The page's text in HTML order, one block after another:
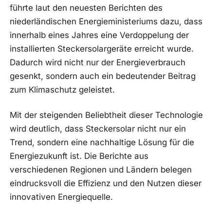
führte⁣ laut⁣ den neuesten ⁢Berichten des​
niederländischen⁣ Energieministeriums dazu, ⁣dass
innerhalb eines Jahres eine Verdoppelung der
installierten Steckersolargeräte ‌erreicht wurde.
Dadurch wird nicht nur der Energieverbrauch
‍gesenkt,‌ sondern⁢ auch ein ‌bedeutender⁣ Beitrag
zum Klimaschutz geleistet.
Mit der steigenden Beliebtheit dieser Technologie
wird deutlich, dass Steckersolar nicht nur ein
Trend,‌ sondern​ eine nachhaltige Lösung für die
Energiezukunft ist. Die Berichte aus
verschiedenen Regionen und ⁣Ländern belegen​
eindrucksvoll die Effizienz und den ⁣Nutzen dieser
innovativen⁢ Energiequelle.